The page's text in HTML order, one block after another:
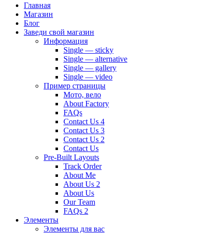
Главная
Магазин
Блог
Заведи свой магазин
Информация
Single — sticky
Single — alternative
Single — gallery
Single — video
Пример страницы
Мото, вело
About Factory
FAQs
Contact Us 4
Contact Us 3
Contact Us 2
Contact Us
Pre-Built Layouts
Track Order
About Me
About Us 2
About Us
Our Team
FAQs 2
Элементы
Элементы для вас